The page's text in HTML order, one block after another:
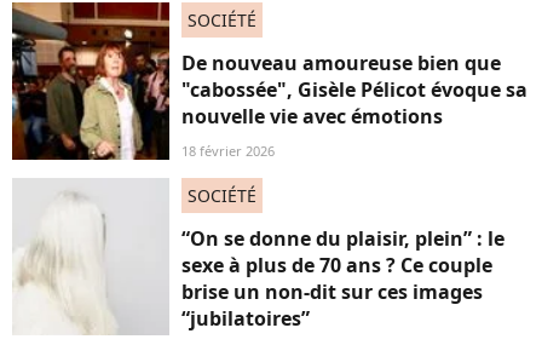
SOCIÉTÉ
De nouveau amoureuse bien que
"cabossée", Gisèle Pélicot évoque sa
nouvelle vie avec émotions
18 février 2026
SOCIÉTÉ
“On se donne du plaisir, plein” : le
sexe à plus de 70 ans ? Ce couple
brise un non-dit sur ces images
“jubilatoires”